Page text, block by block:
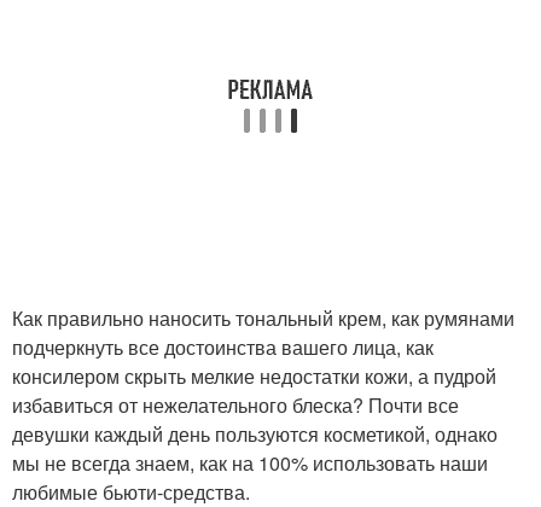
Как правильно наносить тональный крем, как румянами
подчеркнуть все достоинства вашего лица, как
консилером скрыть мелкие недостатки кожи, а пудрой
избавиться от нежелательного блеска? Почти все
девушки каждый день пользуются косметикой, однако
мы не всегда знаем, как на 100% использовать наши
любимые бьюти-средства.